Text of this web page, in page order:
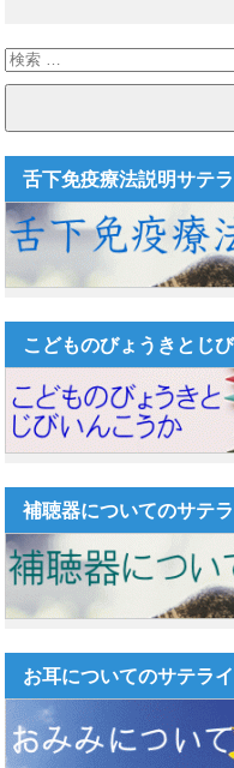
舌下免疫療法説明サテ
こどものびょうきとじ
補聴器についてのサテ
お耳についてのサテラ